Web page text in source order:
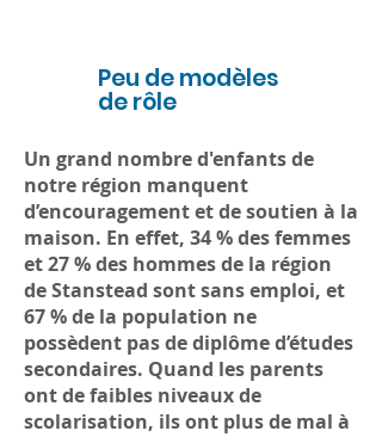
Peu de modèles
de rôle
Un grand nombre d'enfants de
notre région manquent
d’encouragement et de soutien à la
maison. En effet, 34 % des femmes
et 27 % des hommes de la région
de Stanstead sont sans emploi, et
67 % de la population ne
possèdent pas de diplôme d’études
secondaires. Quand les parents
ont de faibles niveaux de
scolarisation, ils ont plus de mal à